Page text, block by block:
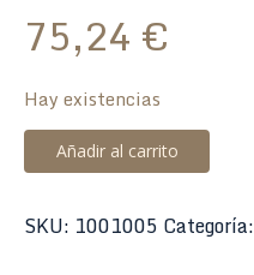
75,24 €
Hay existencias
Flauta
Hohner
Madera
Añadir al carrito
SKU: 1001005 Categoría: